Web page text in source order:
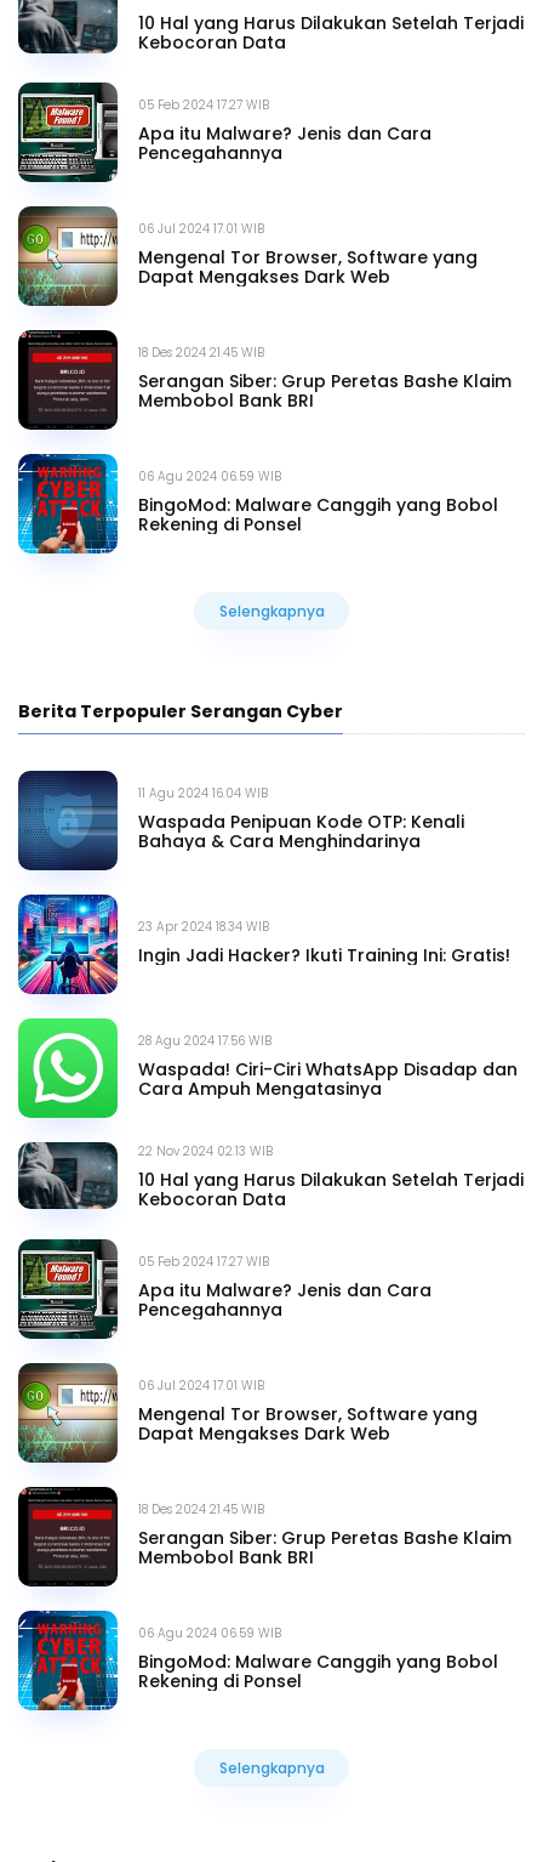
10 Hal yang Harus Dilakukan Setelah Terjadi
Kebocoran Data
05 Feb 2024 17.27 WIB
Apa itu Malware? Jenis dan Cara
Pencegahannya
06 Jul 2024 17.01 WIB
Mengenal Tor Browser, Software yang
Dapat Mengakses Dark Web
18 Des 2024 21.45 WIB
Serangan Siber: Grup Peretas Bashe Klaim
Membobol Bank BRI
06 Agu 2024 06.59 WIB
BingoMod: Malware Canggih yang Bobol
Rekening di Ponsel
Selengkapnya
Berita Terpopuler Serangan Cyber
11 Agu 2024 16.04 WIB
Waspada Penipuan Kode OTP: Kenali
Bahaya & Cara Menghindarinya
23 Apr 2024 18.34 WIB
Ingin Jadi Hacker? Ikuti Training Ini: Gratis!
28 Agu 2024 17.56 WIB
Waspada! Ciri-Ciri WhatsApp Disadap dan
Cara Ampuh Mengatasinya
22 Nov 2024 02.13 WIB
10 Hal yang Harus Dilakukan Setelah Terjadi
Kebocoran Data
05 Feb 2024 17.27 WIB
Apa itu Malware? Jenis dan Cara
Pencegahannya
06 Jul 2024 17.01 WIB
Mengenal Tor Browser, Software yang
Dapat Mengakses Dark Web
18 Des 2024 21.45 WIB
Serangan Siber: Grup Peretas Bashe Klaim
Membobol Bank BRI
06 Agu 2024 06.59 WIB
BingoMod: Malware Canggih yang Bobol
Rekening di Ponsel
Selengkapnya